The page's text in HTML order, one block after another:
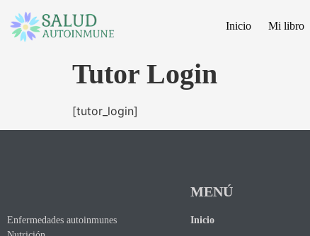
Inicio Mi libro
Tutor Login
[tutor_login]
Enfermedades autoinmunes
MENÚ
Inicio